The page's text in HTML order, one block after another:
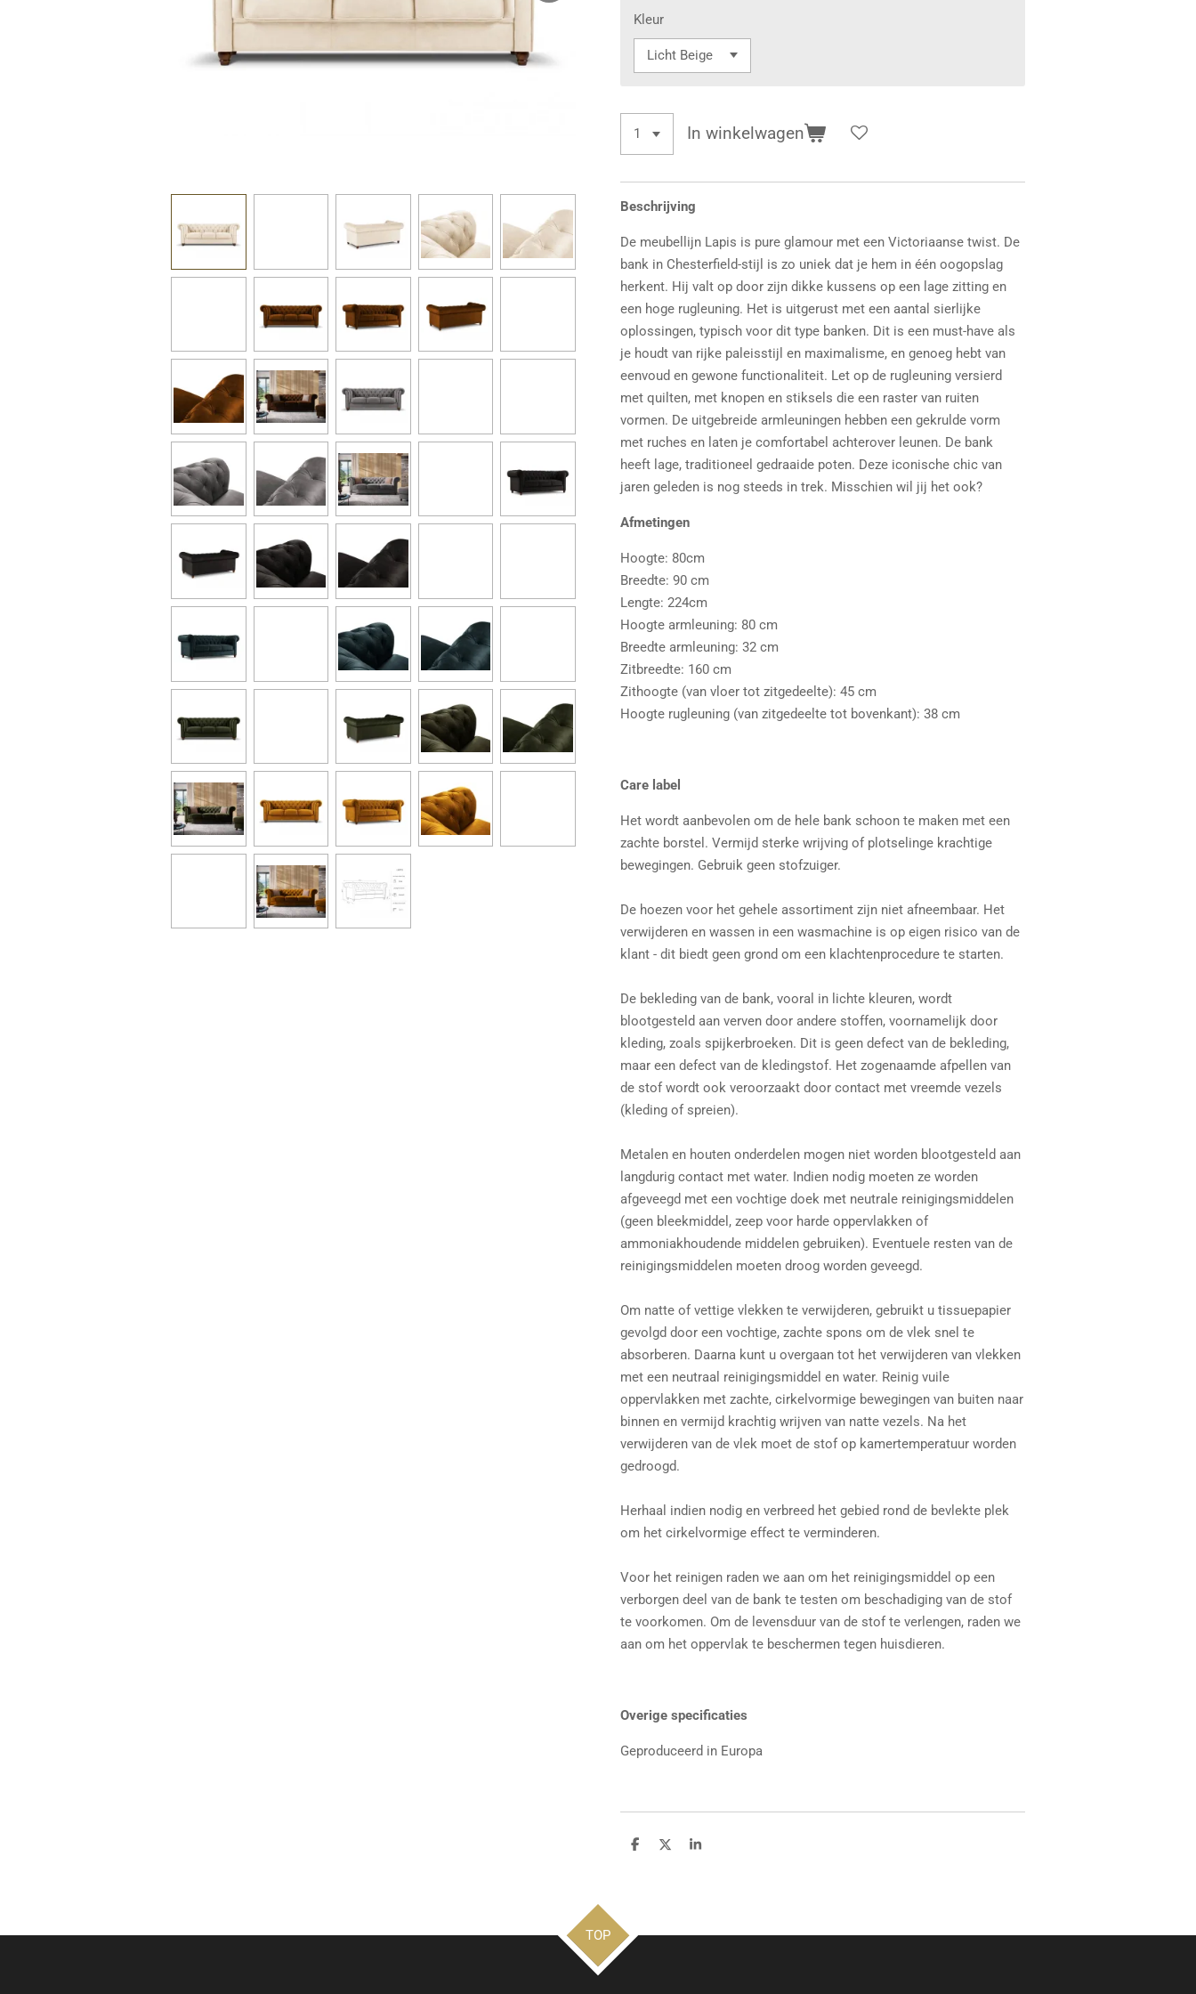
Kleur
In winkelwagen
Beschrijving
De meubellijn Lapis is pure glamour met een Victoriaanse twist. De
bank in Chesterfield-stijl is zo uniek dat je hem in één oogopslag
herkent. Hij valt op door zijn dikke kussens op een lage zitting en
een hoge rugleuning. Het is uitgerust met een aantal sierlijke
oplossingen, typisch voor dit type banken. Dit is een must-have als
je houdt van rijke paleisstijl en maximalisme, en genoeg hebt van
eenvoud en gewone functionaliteit. Let op de rugleuning versierd
met quilten, met knopen en stiksels die een raster van ruiten
vormen. De uitgebreide armleuningen hebben een gekrulde vorm
met ruches en laten je comfortabel achterover leunen. De bank
heeft lage, traditioneel gedraaide poten. Deze iconische chic van
jaren geleden is nog steeds in trek. Misschien wil jij het ook?
Afmetingen
Hoogte: 80cm
Breedte: 90 cm
Lengte: 224cm
Hoogte armleuning: 80 cm
Breedte armleuning: 32 cm
Zitbreedte: 160 cm
Zithoogte (van vloer tot zitgedeelte): 45 cm
Hoogte rugleuning (van zitgedeelte tot bovenkant): 38 cm
Care label
Het wordt aanbevolen om de hele bank schoon te maken met een
zachte borstel. Vermijd sterke wrijving of plotselinge krachtige
bewegingen. Gebruik geen stofzuiger.
De hoezen voor het gehele assortiment zijn niet afneembaar. Het
verwijderen en wassen in een wasmachine is op eigen risico van de
klant - dit biedt geen grond om een ​​klachtenprocedure te starten.
De bekleding van de bank, vooral in lichte kleuren, wordt
blootgesteld aan verven door andere stoffen, voornamelijk door
kleding, zoals spijkerbroeken. Dit is geen defect van de bekleding,
maar een defect van de kledingstof. Het zogenaamde afpellen van
de stof wordt ook veroorzaakt door contact met vreemde vezels
(kleding of spreien).
Metalen en houten onderdelen mogen niet worden blootgesteld aan
langdurig contact met water. Indien nodig moeten ze worden
afgeveegd met een vochtige doek met neutrale reinigingsmiddelen
(geen bleekmiddel, zeep voor harde oppervlakken of
ammoniakhoudende middelen gebruiken). Eventuele resten van de
reinigingsmiddelen moeten droog worden geveegd.
Om natte of vettige vlekken te verwijderen, gebruikt u tissuepapier
gevolgd door een vochtige, zachte spons om de vlek snel te
absorberen. Daarna kunt u overgaan tot het verwijderen van vlekken
met een neutraal reinigingsmiddel en water. Reinig vuile
oppervlakken met zachte, cirkelvormige bewegingen van buiten naar
binnen en vermijd krachtig wrijven van natte vezels. Na het
verwijderen van de vlek moet de stof op kamertemperatuur worden
gedroogd.
Herhaal indien nodig en verbreed het gebied rond de bevlekte plek
om het cirkelvormige effect te verminderen.
Voor het reinigen raden we aan om het reinigingsmiddel op een
verborgen deel van de bank te testen om beschadiging van de stof
te voorkomen. Om de levensduur van de stof te verlengen, raden we
aan om het oppervlak te beschermen tegen huisdieren.
Overige specificaties
Geproduceerd in Europa
D
D
S
TOP